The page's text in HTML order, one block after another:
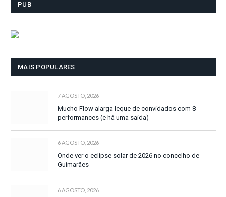
PUB
MAIS POPULARES
7 AGOSTO, 2026
Mucho Flow alarga leque de convidados com 8
performances (e há uma saída)
6 AGOSTO, 2026
Onde ver o eclipse solar de 2026 no concelho de
Guimarães
6 AGOSTO, 2026